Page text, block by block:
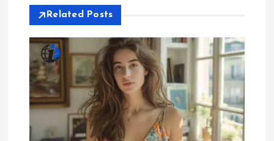
v
g
a
t
Related Posts